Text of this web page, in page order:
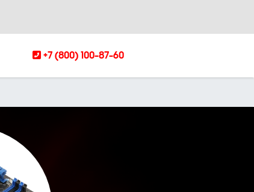
+7 (800) 100-87-60